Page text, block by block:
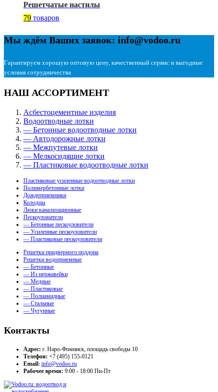
Решетчатые настилы
79 товаров
Мы ждём Ваших заявок: info@vodoo.ru
Гарантируем хорошую оптовую цену, качественный сервис и выгодные
условия сотрудничества
НАШ АССОРТИМЕНТ
Асбестоцементные изделия
Водоотводные лотки
— Бетонные водоотводные лотки
— Автодорожные лотки
— Межпутевые лотки
— Мелкосидящие лотки
— Пластиковые водоотводные лотки
Пластиковые усиленные водоотводные лотки
Полимербетонные лотки
Дождеприемники
Колодцы
Люки канализационные
Пескоуловители
— Бетонные пескоуловители
— Усиленные пескоуловители
— Пластиковые пескоуловители
Решетки придверного поддона
Решетки водоприемные
— Бетонные
— Из нержавейки
— Медные
— Пластиковые
— Полиамидные
— Стальные
— Чугунные
Контакты
Адрес: г. Наро-Фоминск, площадь свободы 10
Телефон: +7 (495) 155-0121
Email: info@vodoo.ru
Рабочее время: 9:00 - 18:00 Пн-Пт